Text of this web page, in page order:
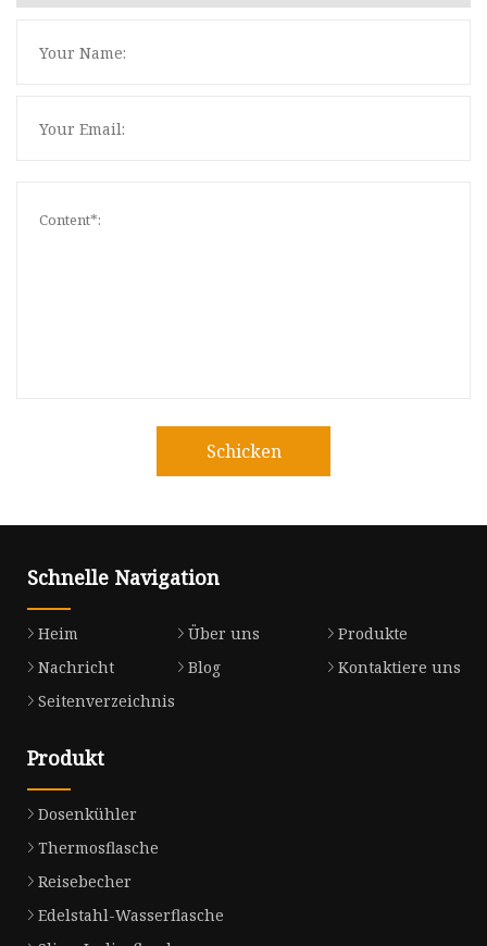
Schicken
Schnelle Navigation
Heim Über uns
Produkte
Nachricht
Blog
Kontaktiere uns
Seitenverzeichnis
Produkt
Dosenkühler
Thermosflasche
Reisebecher
Edelstahl-Wasserflasche